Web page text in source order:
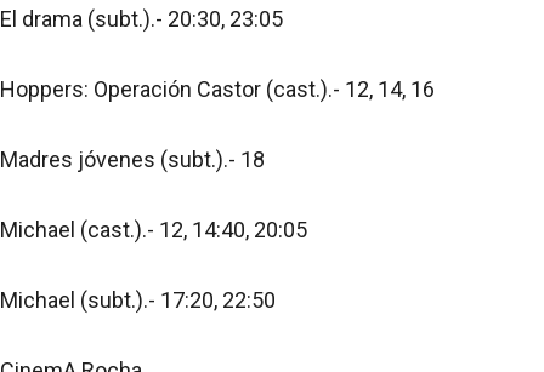
El drama (subt.).- 20:30, 23:05
Hoppers: Operación Castor (cast.).- 12, 14, 16
Madres jóvenes (subt.).- 18
Michael (cast.).- 12, 14:40, 20:05
Michael (subt.).- 17:20, 22:50